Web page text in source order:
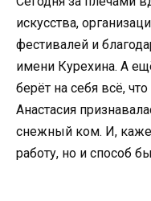
искусства,
фестивалей и
имени Курехина. А
берёт на себя всё,
Анастасия
снежный ком. И,
работу, но и способ